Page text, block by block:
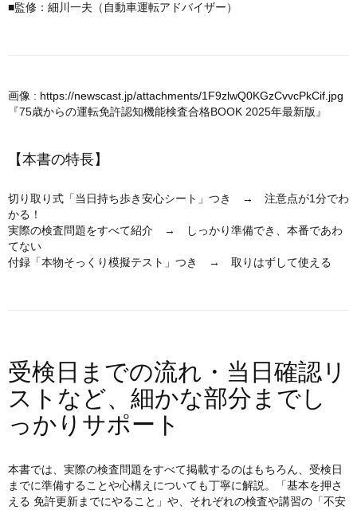
■監修：細川一夫（自動車運転アドバイザー）
画像 : https://newscast.jp/attachments/1F9zlwQ0KGzCvvcPkCif.jpg
『75歳からの運転免許認知機能検査合格BOOK 2025年最新版』
【本書の特長】
切り取り式「当日持ち歩き安心シート」つき → 注意点が1分でわ
かる！
実際の検査問題をすべて紹介 → しっかり準備でき、本番であわ
てない
付録「本物そっくり模擬テスト」つき → 取りはずして使える
受検日までの流れ・当日確認リ
ストなど、細かな部分までし
っかりサポート
本書では、実際の検査問題をすべて掲載するのはもちろん、受検日
までに準備することや心構えについても丁寧に解説。「基本を押さ
える 免許更新までにやること」や、それぞれの検査や講習の「不安